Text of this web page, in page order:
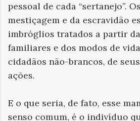
pessoal de cada “sertanejo”.
mestiçagem e da escravidão
imbróglios tratados a partir
familiares e dos modos de
cidadãos não-brancos, de
ações.
E o que seria, de fato, esse
senso comum, é o indivíduo